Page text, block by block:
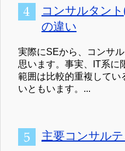
コンサルタン
の違い
実際にSEから、コンサ
思います。事実、IT系に
範囲は比較的重複してい
いともいます。...
主要コンサル